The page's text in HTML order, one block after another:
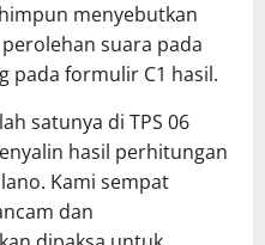
menyebutkan
suara pada
pada formulir C1 hasil.
satunya di TPS 06
hasil perhitungan
Kami sempat
dan